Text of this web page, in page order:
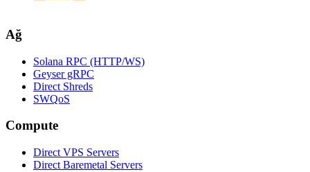
Ağ
Solana RPC (HTTP/WS)
Geyser gRPC
Direct Shreds
SWQoS
Compute
Direct VPS Servers
Direct Baremetal Servers